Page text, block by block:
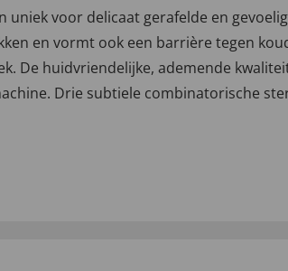
uniek voor delicaat gerafelde en
en vormt ook een barrière tegen
De huidvriendelijke, ademende
Drie subtiele combinatorische